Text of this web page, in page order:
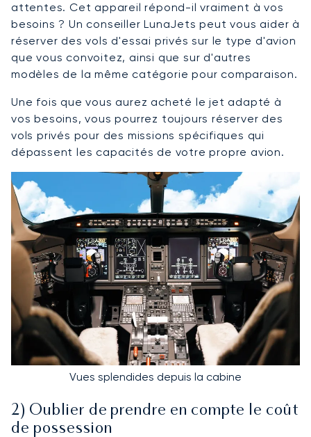
attentes. Cet appareil répond-il vraiment à vos
besoins ? Un conseiller LunaJets peut vous aider à
réserver des vols d'essai privés sur le type d'avion
que vous convoitez, ainsi que sur d'autres
modèles de la même catégorie pour comparaison.
Une fois que vous aurez acheté le jet adapté à
vos besoins, vous pourrez toujours réserver des
vols privés pour des missions spécifiques qui
dépassent les capacités de votre propre avion.
Vues splendides depuis la cabine
2) Oublier de prendre en compte le coût
de possession